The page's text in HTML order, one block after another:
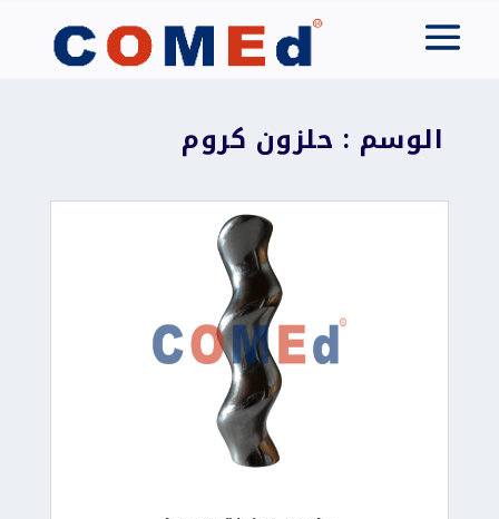
الوسم : حلزون كروم